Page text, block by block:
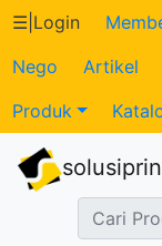
Katalog
Produk
Petugas
☰ Login
Nego
Artikel
Produk